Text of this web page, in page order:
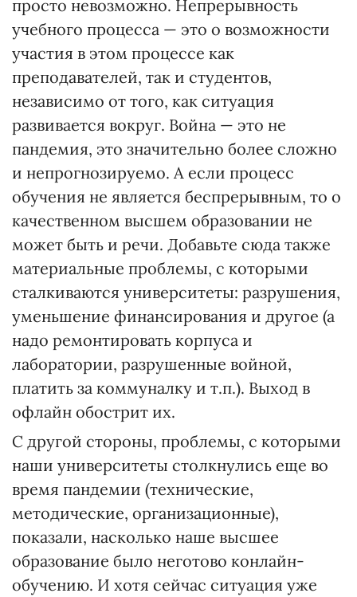
просто невозможно. Непрерывность
учебного процесса — это о возможности
участия в этом процессе как
преподавателей, так и студентов,
независимо от того, как ситуация
развивается вокруг. Война — это не
пандемия, это значительно более сложно
и непрогнозируемо. А если процесс
обучения не является беспрерывным, то о
качественном высшем образовании не
может быть и речи. Добавьте сюда также
материальные проблемы, с которыми
сталкиваются университеты: разрушения,
уменьшение финансирования и другое (а
надо ремонтировать корпуса и
лаборатории, разрушенные войной,
платить за коммуналку и т.п.). Выход в
офлайн обострит их.
С другой стороны, проблемы, с которыми
наши университеты столкнулись еще во
время пандемии (технические,
методические, организационные),
показали, насколько наше высшее
образование было неготово конлайн-
обучению. И хотя сейчас ситуация уже